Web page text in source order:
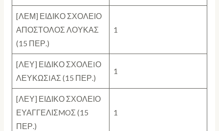
[ΛΕΜ] ΕΙΔΙΚΟ ΣΧΟΛΕΙΟ
ΑΠΟΣΤΟΛΟΣ ΛΟΥΚΑΣ
(15 ΠΕΡ.)
1
[ΛΕΥ] ΕΙΔΙΚΟ ΣΧΟΛΕIΟ
ΛΕΥΚΩΣIΑΣ (15 ΠΕΡ.)
1
[ΛΕΥ] ΕΙΔΙΚΟ ΣΧΟΛΕΙΟ
ΕΥΑΓΓΕΛΙΣMOΣ (15
ΠΕΡ.)
1